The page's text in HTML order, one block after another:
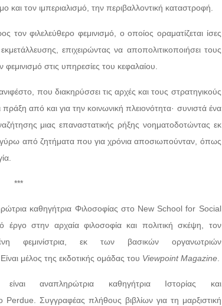
και τον ιμπεριαλισμό, την περιβαλλοντική καταστροφή.
τον φιλελεύθερο φεμινισμό, ο οποίος οραματίζεται ίσες
επιχειρώντας να αποπολιτικοποιήσει τους
στις υπηρεσίες του κεφαλαίου.
που διακηρύσσει τις αρχές και τους στρατηγικούς
από και για την κοινωνική πλειονότητα· συνιστά ένα
μιας επαναστατικής ρήξης νοηματοδοτώντας εκ
από ζητήματα που για χρόνια αποσιωπούνταν, όπως
***
καθηγήτρια Φιλοσοφίας στο New School for Social
στην αρχαία φιλοσοφία και πολιτική σκέψη, τον
φεμινίστρια, εκ των βασικών οργανωτριών
μέλος της εκδοτικής ομάδας του Viewpoint Magazine
αναπληρώτρια καθηγήτρια Ιστορίας και
Συγγραφέας πλήθους βιβλίων για τη μαρξιστική